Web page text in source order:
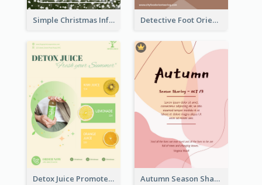
Simple Christmas Informative Poster Detective Foot Orienteering Flyer
Detox Juice Promote Poster Autumn Season Sharing Flyer